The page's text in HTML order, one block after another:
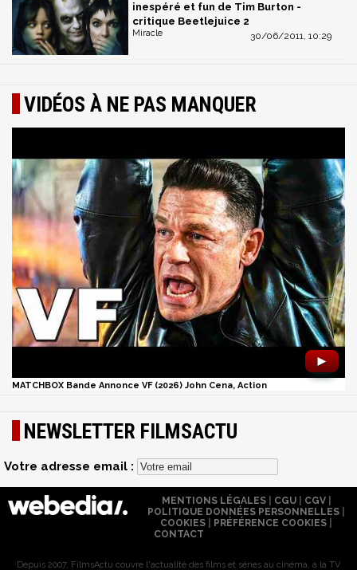
inespéré et fun de Tim Burton -
critique Beetlejuice 2
30/06/2011, 10:29
Miracle
VIDÉOS À NE PAS MANQUER
►
MATCHBOX Bande Annonce VF (2026) John Cena, Action
NEWSLETTER FILMSACTU
Votre adresse email :
MENTIONS LÉGALES| CGU| CGV|
POLITIQUE DONNÉES PERSONNELLES
COOKIES
PRÉFÉRENCE COOKIES
CONTACT
Depuis 2007, FilmsActu couvre l'actualité des films et séries au cinéma, à la TV